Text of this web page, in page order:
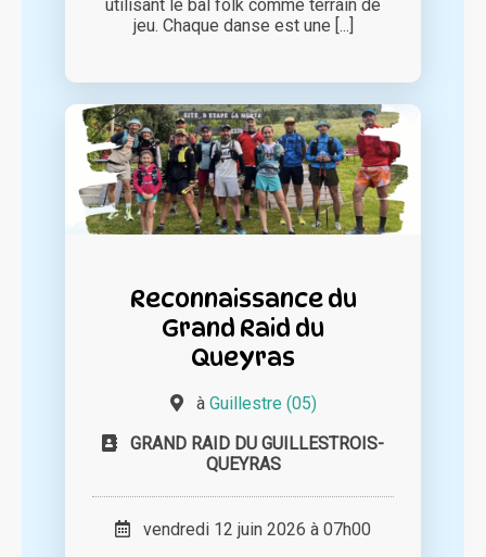
utilisant le bal folk comme terrain de
jeu. Chaque danse est une [...]
Reconnaissance du
Grand Raid du
Queyras
à Guillestre (05)
GRAND RAID DU GUILLESTROIS-
QUEYRAS
vendredi 12 juin 2026 à 07h00